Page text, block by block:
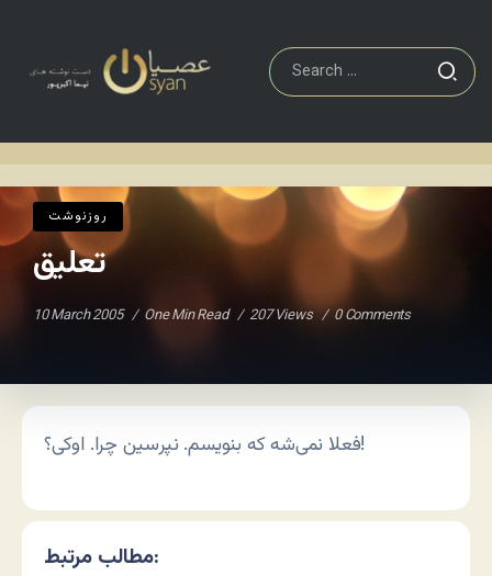
روزنوشت
تعلیق
10 March 2005 One Min Read 207 Views 0 Comments
فعلا نمی‌شه که بنویسم. نپرسین چرا. اوکی؟!
مطالب مرتبط: